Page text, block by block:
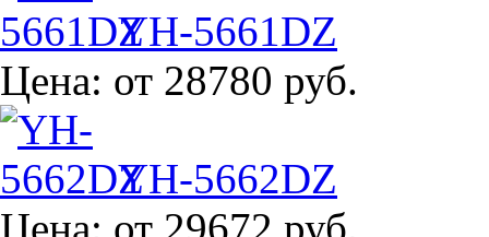
YH-5661DZ
Цена: от 28780 руб.
YH-5662DZ
Цена: от 29672 руб.